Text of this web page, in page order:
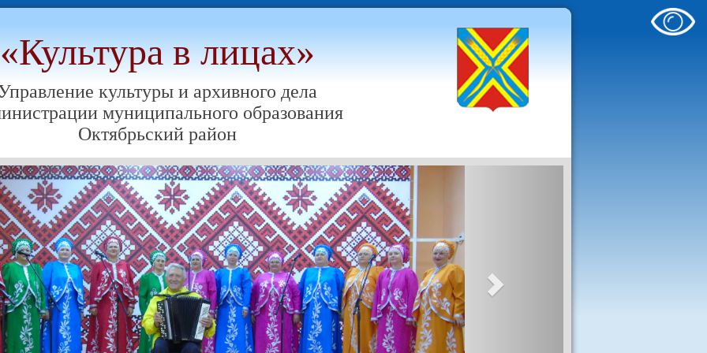
«Культура в лицах»
культуры и архивного дела
муниципального образования
Октябрьский район